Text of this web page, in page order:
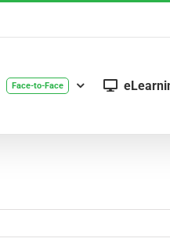
Face-to-Face